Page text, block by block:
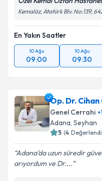
Kemalöz, Atatürk Blv. No:139,
En Yakın Saatler
10 Ağu
09:00
10 Ağu
09:30
Op. Dr.
Genel Cerrahi +
Adana, Seyhan
5 (4
Adana’da uzun süredir
arıyordum ve Dr....